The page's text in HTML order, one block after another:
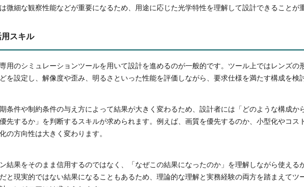
微細な観察性能などが重要になるため、用途に応じた光学特性を理解して設計できることが
スキル
用のシミュレーションツールを用いて設計を進めるのが一般的です。ツール上ではレンズの
を設定し、解像度や歪み、明るさといった性能を評価しながら、要求仕様を満たす構成を検
条件や制約条件の与え方によって結果が大きく変わるため、設計者には「どのような構成か
先するか」を判断するスキルが求められます。例えば、画質を優先するのか、小型化やコス
の方向性は大きく変わります。
結果をそのまま信用するのではなく、「なぜこの結果になったのか」を理解しながら使える
と現実的ではない結果になることもあるため、理論的な理解と実務経験の両方を踏まえてツ